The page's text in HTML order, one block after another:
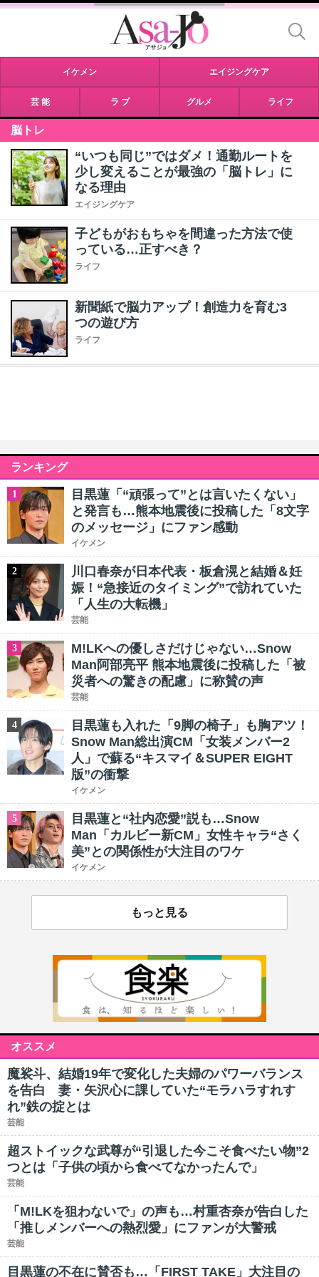
イケメン エイジングケア
芸 能 ラ ブ グルメ ライフ
脳トレ
“いつも同じ”ではダメ！通勤ルートを
少し変えることが最強の「脳トレ」に
なる理由
エイジングケア
子どもがおもちゃを間違った方法で使
っている…正すべき？
ライフ
新聞紙で脳力アップ！創造力を育む3
つの遊び方
ライフ
ランキング
1
目黒蓮「“頑張って”とは言いたくない」
と発言も…熊本地震後に投稿した「8文字
のメッセージ」にファン感動
イケメン
2
川口春奈が日本代表・板倉滉と結婚＆妊
娠！“急接近のタイミング”で訪れていた
「人生の大転機」
芸能
3
M!LKへの優しさだけじゃない…Snow
Man阿部亮平 熊本地震後に投稿した「被
災者への驚きの配慮」に称賛の声
芸能
4
目黒蓮も入れた「9脚の椅子」も胸アツ！
Snow Man総出演CM「女装メンバー2
人」で蘇る“キスマイ＆SUPER EIGHT
版”の衝撃
イケメン
5
目黒蓮と“社内恋愛”説も…Snow
Man「カルビー新CM」女性キャラ“さく
美”との関係性が大注目のワケ
イケメン
もっと見る
オススメ
魔裟斗、結婚19年で変化した夫婦のパワーバランス
を告白 妻・矢沢心に課していた“モラハラすれす
れ”鉄の掟とは
芸能
超ストイックな武尊が“引退した今こそ食べたい物”2
つとは「子供の頃から食べてなかったんで」
芸能
「M!LKを狙わないで」の声も…村重杏奈が告白した
「推しメンバーへの熱烈愛」にファンが大警戒
芸能
目黒蓮の不在に賛否も…「FIRST TAKE」大注目の